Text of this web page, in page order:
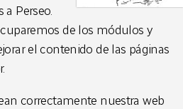
Perseo.
de los módulos y
el contenido de las páginas
correctamente nuestra web